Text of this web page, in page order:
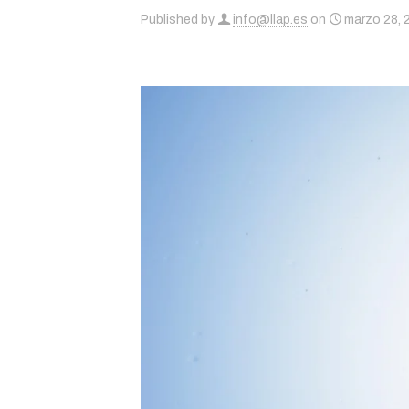
Published by info@llap.es on marzo 28,